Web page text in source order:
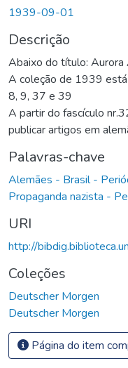
1939-09-01
Descrição
Abaixo do título: Aurora
A coleção de 1939
8, 9, 37 e 39
A partir do fascículo
publicar artigos em
Palavras-chave
Alemães - Brasil -
Propaganda nazista -
URI
http://
Coleções
Deutscher Morgen
Deutscher Morgen
Página do item